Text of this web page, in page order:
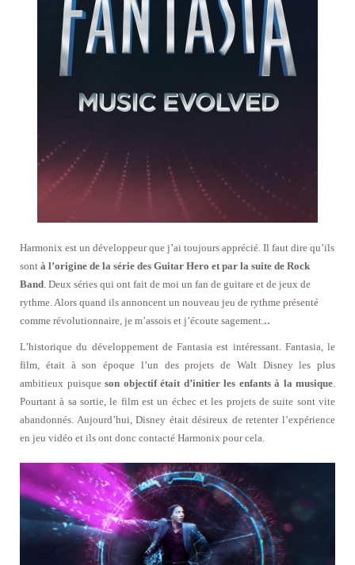
Harmonix est un développeur que j’ai toujours apprécié. Il faut dire qu’ils
sont à l’origine de la série des Guitar Hero et par la suite de Rock
Band. Deux séries qui ont fait de moi un fan de guitare et de jeux de
rythme. Alors quand ils annoncent un nouveau jeu de rythme présenté
comme révolutionnaire, je m’assois et j’écoute sagement...
L’historique du développement de Fantasia est intéressant. Fantasia, le
film, était à son époque l’un des projets de Walt Disney les plus
ambitieux puisque son objectif était d’initier les enfants à la musique.
Pourtant à sa sortie, le film est un échec et les projets de suite sont vite
abandonnés. Aujourd’hui, Disney était désireux de retenter l’expérience
en jeu vidéo et ils ont donc contacté Harmonix pour cela.